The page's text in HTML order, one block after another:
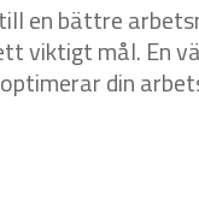
en bättre
viktigt mål. En
din